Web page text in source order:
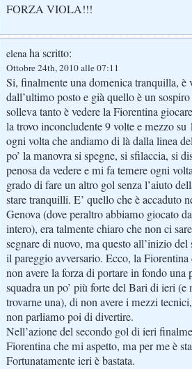
FORZA VIOLA!!!
elenaha scritto:
Ottobre 24th, 2010 alle 07:11
Si, finalmente una domenica tranquilla, è
dall’ultimo posto e già quello è un
solleva tanto è vedere la Fiorentina
la trovo inconcludente 9 volte e mezzo su
ogni volta che andiamo di là dalla linea
po’ la manovra si spegne, si sfilaccia, si
penosa da vedere e mi fa temere ogni
grado di fare un altro gol senza l’aiuto
stare tranquilli. E’ quello che è accaduto
Genova (dove peraltro abbiamo giocato
intero), era talmente chiaro che non ci
segnare di nuovo, ma questo all’inizio
il pareggio avversario. Ecco, la
non avere la forza di portare in fondo una
squadra un po’ più forte del Bari di ieri
trovarne una), di non avere i mezzi
non parliamo poi di divertire.
Nell’azione del secondo gol di ieri
Fiorentina che mi aspetto, ma per me è
Fortunatamente ieri è bastata.